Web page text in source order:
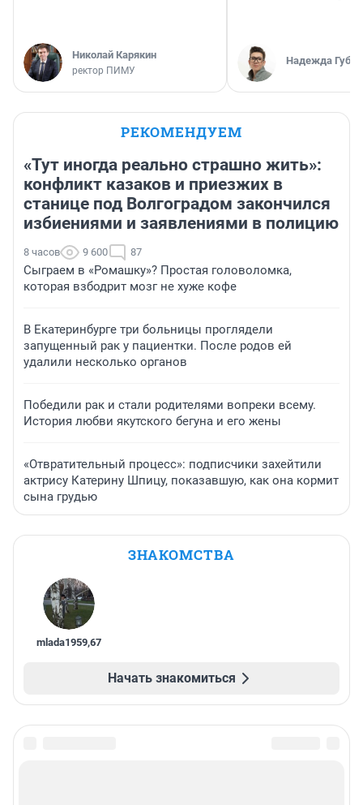
Николай Карякин
ректор ПИМУ
Надежда
РЕКОМЕНДУЕМ
«Тут иногда реально страшно жить»:
конфликт казаков и приезжих в
станице под Волгоградом закончился
избиениями и заявлениями в полицию
8 часов 9 600 87
Сыграем в «Ромашку»? Простая головоломка,
которая взбодрит мозг не хуже кофе
В Екатеринбурге три больницы проглядели
запущенный рак у пациентки. После родов ей
удалили несколько органов
Победили рак и стали родителями вопреки всему.
История любви якутского бегуна и его жены
«Отвратительный процесс»: подписчики захейтили
актрису Катерину Шпицу, показавшую, как она кормит
сына грудью
ЗНАКОМСТВА
mlada1959,67
Начать знакомиться